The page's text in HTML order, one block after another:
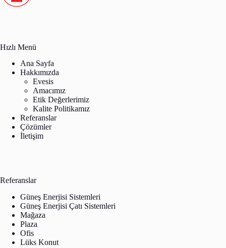
Hızlı Menü
Ana Sayfa
Hakkımızda
Evesis
Amacımız
Etik Değerlerimiz
Kalite Politikamız
Referanslar
Çözümler
İletişim
Referanslar
Güneş Enerjisi Sistemleri
Güneş Enerjisi Çatı Sistemleri
Mağaza
Plaza
Ofis
Lüks Konut